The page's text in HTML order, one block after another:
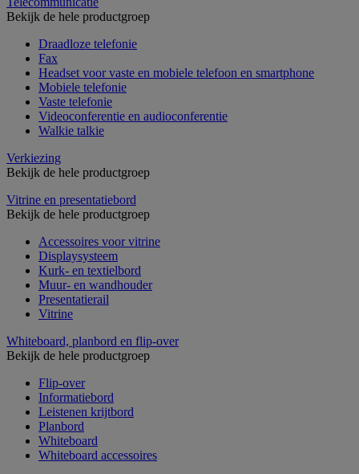
Bekijk de hele productgroep
Draadloze telefonie
Fax
Headset voor vaste en mobiele telefoon en smartphone
Mobiele telefonie
Vaste telefonie
Videoconferentie en audioconferentie
Walkie talkie
Verkiezing
Bekijk de hele productgroep
Vitrine en presentatiebord
Bekijk de hele productgroep
Accessoires voor vitrine
Displaysysteem
Kurk- en textielbord
Muur- en wandhouder
Presentatierail
Vitrine
Whiteboard, planbord en flip-over
Bekijk de hele productgroep
Flip-over
Informatiebord
Leistenen krijtbord
Planbord
Whiteboard
Whiteboard accessoires